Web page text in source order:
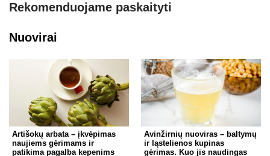
Rekomenduojame paskaityti
Nuovirai
Artišokų arbata – įkvėpimas
naujiems gėrimams ir
patikima pagalba kepenims
Avinžirnių nuoviras – baltymų
ir ląstelienos kupinas
gėrimas. Kuo jis naudingas